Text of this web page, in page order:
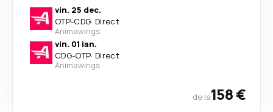
vin. 25 dec.
OTP-CDG· Direct
Animawings
vin. 01 ian.
CDG-OTP· Direct
Animawings
de la158 €